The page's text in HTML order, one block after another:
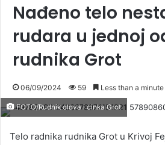
Nađeno telo
rudara u jednoj
rudnika Grot
06/09/2024 59 Less than a minute
FOTO/Rudnik olova i cinka Grot
Telo radnika rudnika Grot u Krivoj